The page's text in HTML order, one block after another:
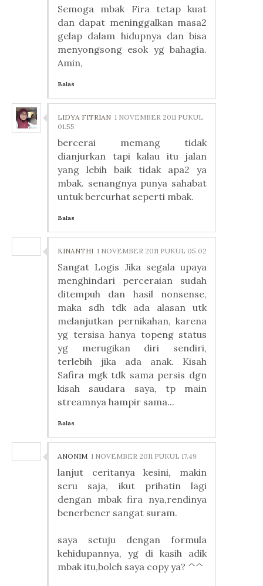
Semoga mbak Fira tetap kuat
dan dapat meninggalkan masa2
gelap dalam hidupnya dan bisa
menyongsong esok yg bahagia.
Amin,
Balas
LIDYA FITRIAN 1 NOVEMBER 2011 PUKUL
01.55
bercerai memang tidak
dianjurkan tapi kalau itu jalan
yang lebih baik tidak apa2 ya
mbak. senangnya punya sahabat
untuk bercurhat seperti mbak.
Balas
KINANTHI 1 NOVEMBER 2011 PUKUL 05.02
Sangat Logis Jika segala upaya
menghindari perceraian sudah
ditempuh dan hasil nonsense,
maka sdh tdk ada alasan utk
melanjutkan pernikahan, karena
yg tersisa hanya topeng status
yg merugikan diri sendiri,
terlebih jika ada anak. Kisah
Safira mgk tdk sama persis dgn
kisah saudara saya, tp main
streamnya hampir sama...
Balas
ANONIM 1 NOVEMBER 2011 PUKUL 17.49
lanjut ceritanya kesini, makin
seru saja, ikut prihatin lagi
dengan mbak fira nya,rendinya
benerbener sangat suram.
saya setuju dengan formula
kehidupannya, yg di kasih adik
mbak itu,boleh saya copy ya? ^^